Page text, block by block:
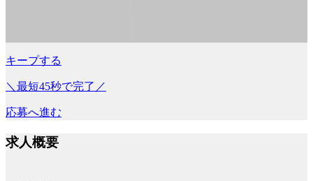
キープする
＼最短45秒で完了／
応募へ進む
求人概要